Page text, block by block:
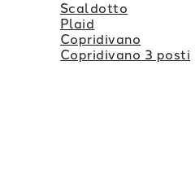
Scaldotto
Plaid
Copridivano
Copridivano 3 posti